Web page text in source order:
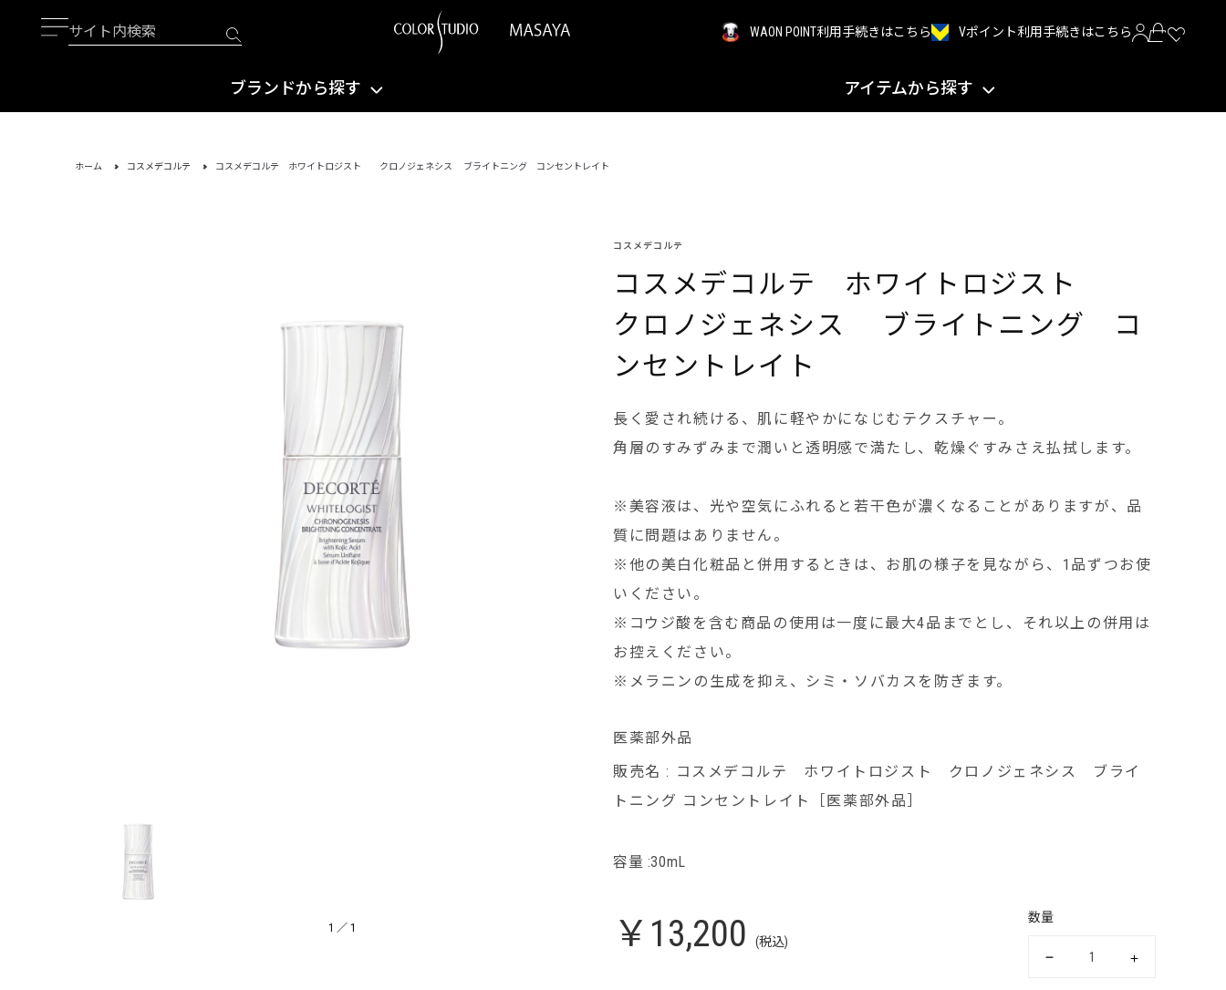
WAON POINT利用手続きはこちら Vポイント利用手続きはこちら
ブランドから探す アイテムから探す
ホーム コスメデコルテ コスメデコルテ ホワイトロジスト クロノジェネシス ブライトニング コンセントレイト
1 ／ 1
コスメデコルテ
コスメデコルテ ホワイトロジスト
クロノジェネシス ブライトニング コ
ンセントレイト
長く愛され続ける、肌に軽やかになじむテクスチャー。
角層のすみずみまで潤いと透明感で満たし、乾燥ぐすみさえ払拭します。
※美容液は、光や空気にふれると若干色が濃くなることがありますが、品
質に問題はありません。
※他の美白化粧品と併用するときは、お肌の様子を見ながら、1品ずつお使
いください。
※コウジ酸を含む商品の使用は一度に最大4品までとし、それ以上の併用は
お控えください。
※メラニンの生成を抑え、シミ・ソバカスを防ぎます。
医薬部外品
販売名 : コスメデコルテ ホワイトロジスト クロノジェネシス ブライ
トニング コンセントレイト［医薬部外品］
容量 :30mL
￥13,200 (税込)
数量